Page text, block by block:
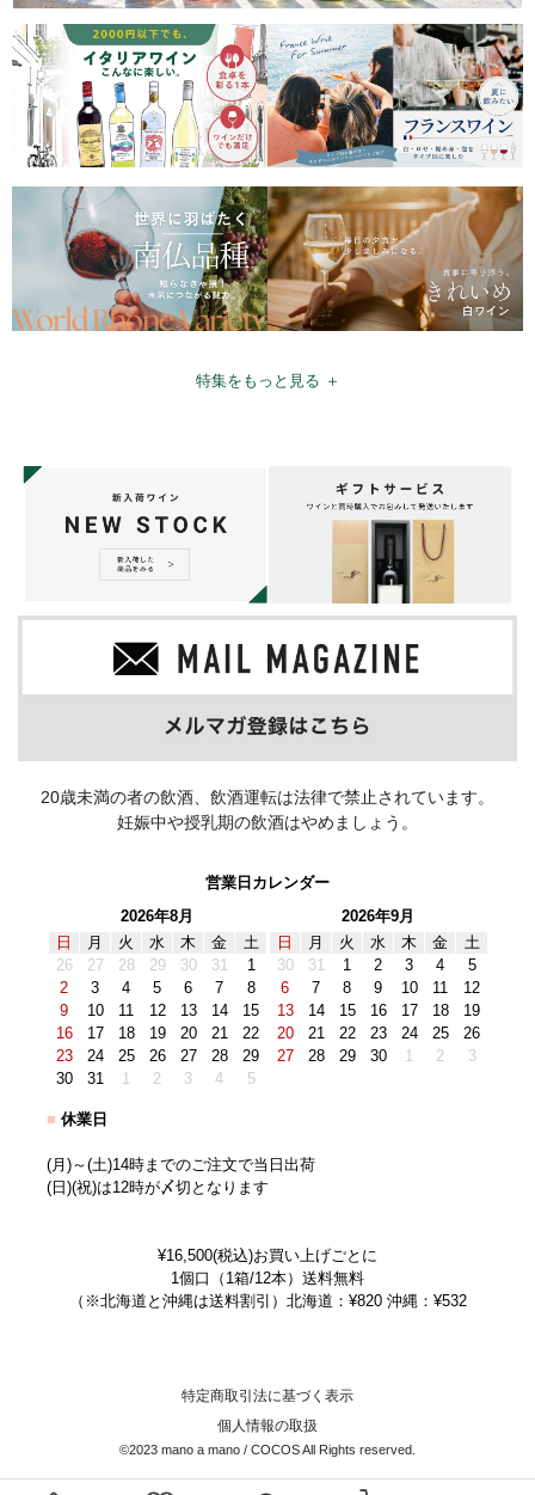
特集をもっと見る ＋
20歳未満の者の飲酒、飲酒運転は法律で禁止されています。
妊娠中や授乳期の飲酒はやめましょう。
営業日カレンダー
2026年8月
日
月 火 水 木 金
土
26
27 28 29 30 31
1
2
3 4 5 6 7
8
9
10 11 12 13 14
15
16
17 18 19 20 21
22
23
24 25 26 27 28
29
30
31 1 2 3 4 5
2026年9月
日
月 火 水 木 金
土
30
31 1 2 3 4
5
6
7 8 9 10 11
12
13
14 15 16 17 18
19
20
21 22 23 24 25
26
27
28 29 30 1 2 3
■ 休業日
(月)～(土)14時までのご注文で当日出荷
(日)(祝)は12時が〆切となります
¥16,500(税込)お買い上げごとに
1個口（1箱/12本）送料無料
（※北海道と沖縄は送料割引）北海道：¥820 沖縄：¥532
特定商取引法に基づく表示
個人情報の取扱
©2023 mano a mano / COCOS All Rights reserved.